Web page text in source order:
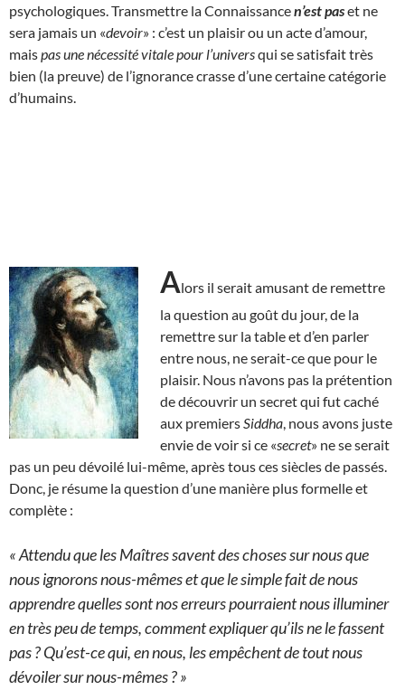
psychologiques. Transmettre la Connaissancen’est paset ne
sera jamais un «devoir» : c’est un plaisir ou un acte d’amour,
maispas une nécessité vitale pour l’universqui se satisfait très
bien (la preuve) de l’ignorance crasse d’une certaine catégorie
d’humains.
Alors il serait amusant de remettre
la question au goût du jour, de la
remettre sur la table et d’en parler
entre nous, ne serait-ce que pour le
plaisir. Nous n’avons pas la prétention
de découvrir un secret qui fut caché
aux premiers Siddha , nous avons juste
envie de voir si ce «secret» ne se serait
pas un peu dévoilé lui-même, après tous ces siècles de passés.
Donc, je résume la question d’une manière plus formelle et
complète :
« Attendu que les Maîtres savent des choses sur nous que
nous ignorons nous-mêmes et que le simple fait de nous
apprendre quelles sont nos erreurs pourraient nous illuminer
en très peu de temps, comment expliquer qu’ils ne le fassent
pas ? Qu’est-ce qui, en nous, les empêchent de tout nous
dévoiler sur nous-mêmes ? »